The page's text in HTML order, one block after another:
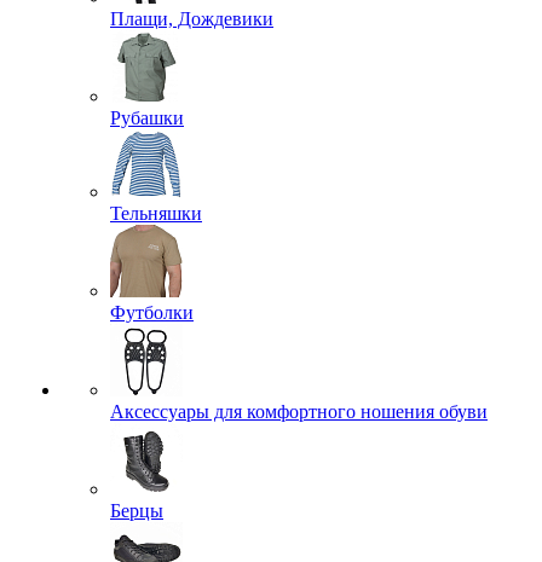
Плащи, Дождевики
Рубашки
Тельняшки
Футболки
Аксессуары для комфортного ношения обуви
Берцы